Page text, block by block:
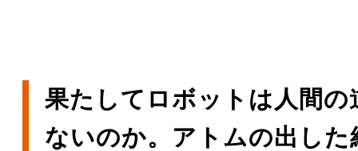
果たしてロボットは人間の
ないのか。アトムの出した